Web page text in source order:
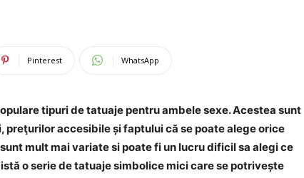
Pinterest WhatsApp
tipuri de tatuaje pentru ambele sexe. Acestea sunt
accesibile și faptului că se poate alege orice
mult mai variate si poate fi un lucru dificil sa alegi ce
o serie de tatuaje simbolice mici care se potrivește